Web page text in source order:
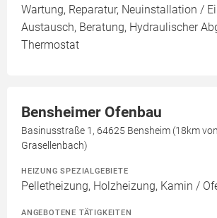
Wartung, Reparatur, Neuinstallation /
Austausch, Beratung, Hydraulischer
Thermostat
Bensheimer Ofenbau
Basinusstraße 1, 64625 Bensheim (18km
Grasellenbach)
HEIZUNG SPEZIALGEBIETE
Pelletheizung, Holzheizung, Kamin /
ANGEBOTENE TÄTIGKEITEN